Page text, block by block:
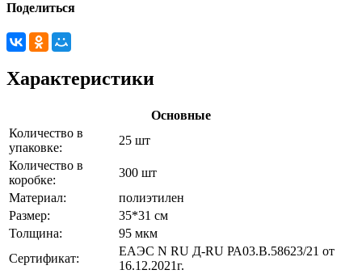
Поделиться
Характеристики
Основные
Количество в
упаковке:
25 шт
Количество в
коробке:
300 шт
Материал:
полиэтилен
Размер:
35*31 см
Толщина:
95 мкм
Сертификат:
ЕАЭС N RU Д-RU РА03.В.58623/21 от
16.12.2021г.